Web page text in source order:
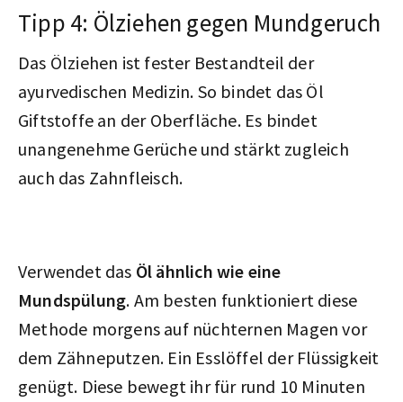
Tipp 4: Ölziehen gegen Mundgeruch
Das Ölziehen ist fester Bestandteil der
ayurvedischen Medizin. So bindet das Öl
Giftstoffe an der Oberfläche. Es bindet
unangenehme Gerüche und stärkt zugleich
auch das Zahnfleisch.
Verwendet das Öl ähnlich wie eine
Mundspülung. Am besten funktioniert diese
Methode morgens auf nüchternen Magen vor
dem Zähneputzen. Ein Esslöffel der Flüssigkeit
genügt. Diese bewegt ihr für rund 10 Minuten